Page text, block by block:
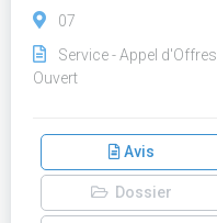
07
Service - Appel d'Offres
Ouvert
Avis
Dossier